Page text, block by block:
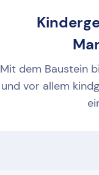
Mit dem Baustein
und vor allem